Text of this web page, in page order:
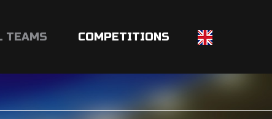
TEAMS COMPETITIONS